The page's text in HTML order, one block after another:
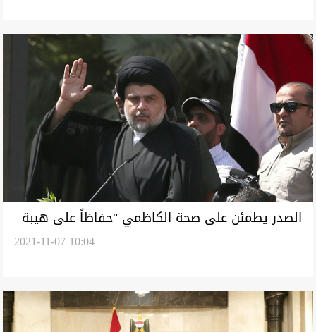
الصدر يطمئن على صحة الكاظمي "حفاظاً على هيبة
2021-11-07 10:04